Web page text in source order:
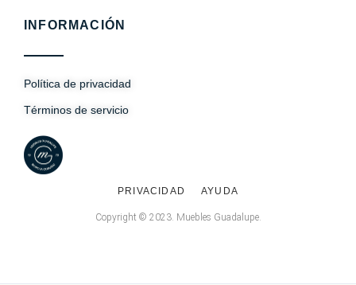
INFORMACIÓN
Política de privacidad
Términos de servicio
PRIVACIDAD AYUDA
Copyright © 2023. Muebles Guadalupe.